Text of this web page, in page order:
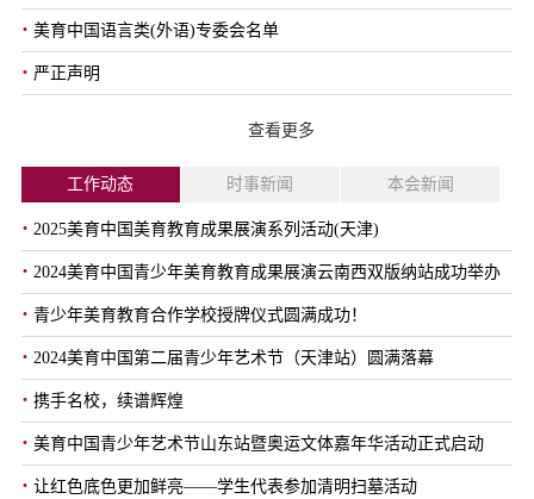
· 美育中国语言类(外语)专委会名单
· 严正声明
查看更多
工作动态 时事新闻 本会新闻
· 2025美育中国美育教育成果展演系列活动(天津)
· 2024美育中国青少年美育教育成果展演云南西双版纳站成功举办
· 青少年美育教育合作学校授牌仪式圆满成功！
· 2024美育中国第二届青少年艺术节（天津站）圆满落幕
· 携手名校，续谱辉煌
· 美育中国青少年艺术节山东站暨奥运文体嘉年华活动正式启动
· 让红色底色更加鲜亮——学生代表参加清明扫墓活动